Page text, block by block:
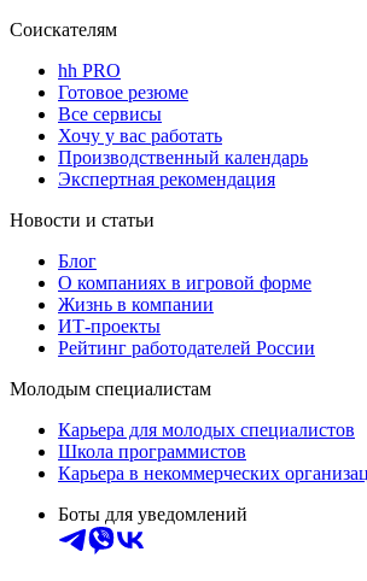
Соискателям
hh PRO
Готовое резюме
Все сервисы
Хочу у вас работать
Производственный календарь
Экспертная рекомендация
Новости и статьи
Блог
О компаниях в игровой форме
Жизнь в компании
ИТ-проекты
Рейтинг работодателей России
Молодым специалистам
Карьера для молодых специалистов
Школа программистов
Карьера в некоммерческих
Боты для уведомлений